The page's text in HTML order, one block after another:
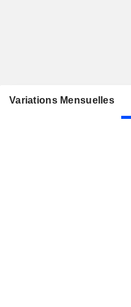
Variations Mensuelles